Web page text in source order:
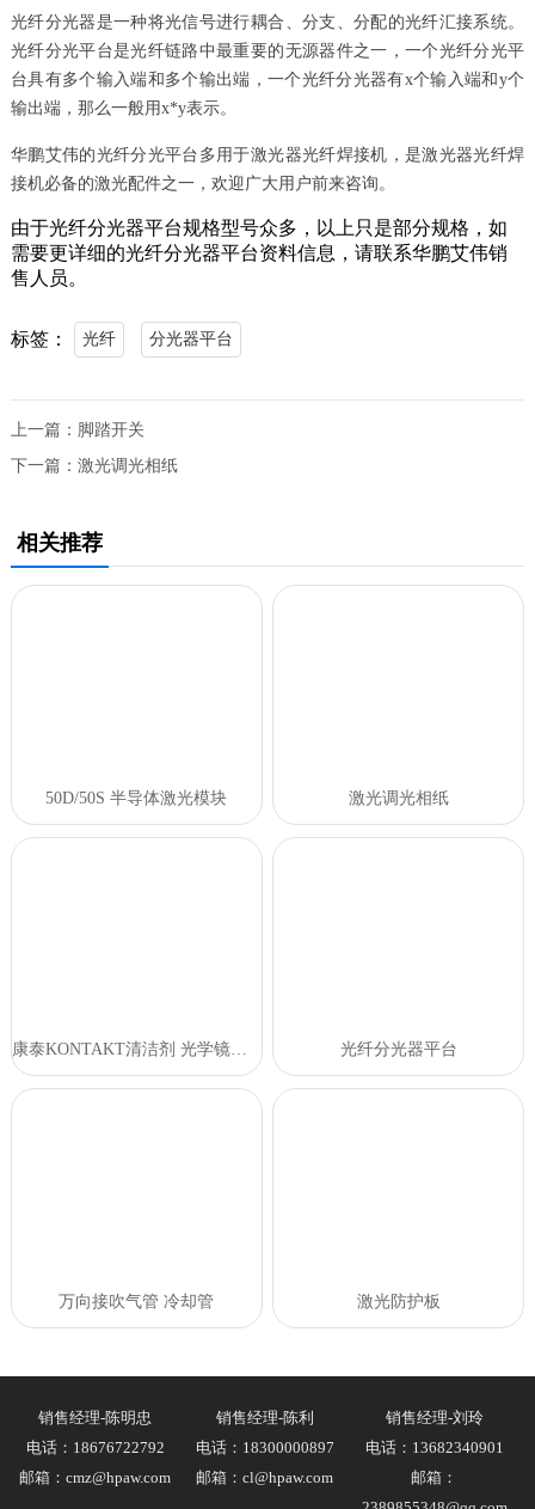
光纤分光器是一种将光信号进行耦合、分支、分配的光纤汇接系统。
光纤分光平台是光纤链路中最重要的无源器件之一，一个光纤分光平
台具有多个输入端和多个输出端，一个光纤分光器有x个输入端和y个
输出端，那么一般用x*y表示。
华鹏艾伟的光纤分光平台多用于激光器光纤焊接机，是激光器光纤焊
接机必备的激光配件之一，欢迎广大用户前来咨询。
由于光纤分光器平台规格型号众多，以上只是部分规格，如
需要更详细的光纤分光器平台资料信息，请联系华鹏艾伟销
售人员。
标签： 光纤 分光器平台
上一篇： 脚踏开关
下一篇： 激光调光相纸
相关推荐
50D/50S 半导体激光模块 激光调光相纸
康泰KONTAKT清洁剂 光学镜片清洁剂 光纤分光器平台
万向接吹气管 冷却管 激光防护板
销售经理-陈明忠
电话：18676722792
邮箱：cmz@hpaw.com
销售经理-陈利
电话：18300000897
邮箱：cl@hpaw.com
销售经理-刘玲
电话：13682340901
邮箱：